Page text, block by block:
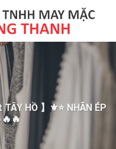
HỒ 】⚜️⭐️ NHÃN ÉP